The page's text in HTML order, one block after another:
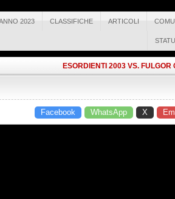
2023 CLASSIFICHE ARTICOLI
ESORDIENTI 2003 VS. FULGOR
Facebook WhatsApp X